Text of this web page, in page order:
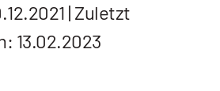
| Zuletzt
13.02.2023